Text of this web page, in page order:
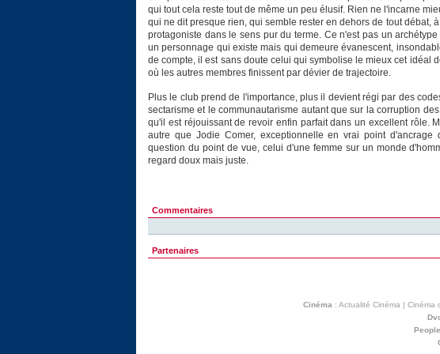
qui tout cela reste tout de même un peu élusif. Rien ne l'incarne
qui ne dit presque rien, qui semble rester en dehors de tout débat,
protagoniste dans le sens pur du terme. Ce n'est pas un
un personnage qui existe mais qui demeure évanescent,
de compte, il est sans doute celui qui symbolise le mieux cet idéal
où les autres membres finissent par dévier de trajectoire.
Plus le club prend de l'importance, plus il devient régi par des
sectarisme et le communautarisme autant que sur la corruption
qu'il est réjouissant de revoir enfin parfait dans un excellent rôle.
autre que Jodie Comer, exceptionnelle en vrai point
question du point de vue, celui d'une femme sur un monde
regard doux mais juste.
Commentaires
Partenaires
Cinéma : Actualité Cinéma | Cinéma
People